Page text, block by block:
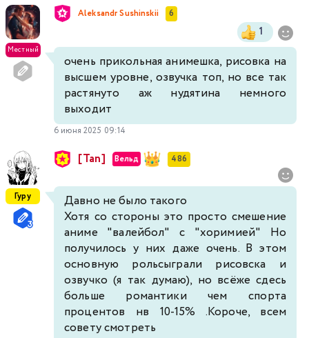
Местный
Aleksandr Sushinskii 6
1
очень прикольная анимешка, рисовка на
высшем уровне, озвучка топ, но все так
растянуто аж нудятина немного
выходит
6 июня 2025 09:14
Гуру
[Tan] Вельд 486
Давно не было такого
Хотя со стороны это просто смешение
аниме "валейбол" с "хоримией" Но
получилось у них даже очень. В этом
основную рольсыграли рисовска и
озвучко (я так думаю), но всëже сдесь
больше романтики чем спорта
процентов нв 10-15% .Короче, всем
совету смотреть